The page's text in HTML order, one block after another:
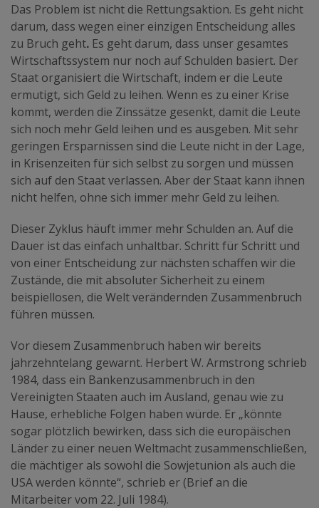
Das Problem ist nicht die Rettungsaktion. Es geht nicht
darum, dass wegen einer einzigen Entscheidung alles
zu Bruch geht. Es geht darum, dass unser gesamtes
Wirtschaftssystem nur noch auf Schulden basiert. Der
Staat organisiert die Wirtschaft, indem er die Leute
ermutigt, sich Geld zu leihen. Wenn es zu einer Krise
kommt, werden die Zinssätze gesenkt, damit die Leute
sich noch mehr Geld leihen und es ausgeben. Mit sehr
geringen Ersparnissen sind die Leute nicht in der Lage,
in Krisenzeiten für sich selbst zu sorgen und müssen
sich auf den Staat verlassen. Aber der Staat kann ihnen
nicht helfen, ohne sich immer mehr Geld zu leihen.
Dieser Zyklus häuft immer mehr Schulden an. Auf die
Dauer ist das einfach unhaltbar. Schritt für Schritt und
von einer Entscheidung zur nächsten schaffen wir die
Zustände, die mit absoluter Sicherheit zu einem
beispiellosen, die Welt verändernden Zusammenbruch
führen müssen.
Vor diesem Zusammenbruch haben wir bereits
jahrzehntelang gewarnt. Herbert W. Armstrong schrieb
1984, dass ein Bankenzusammenbruch in den
Vereinigten Staaten auch im Ausland, genau wie zu
Hause, erhebliche Folgen haben würde. Er „könnte
sogar plötzlich bewirken, dass sich die europäischen
Länder zu einer neuen Weltmacht zusammenschließen,
die mächtiger als sowohl die Sowjetunion als auch die
USA werden könnte“, schrieb er (Brief an die
Mitarbeiter vom 22. Juli 1984).